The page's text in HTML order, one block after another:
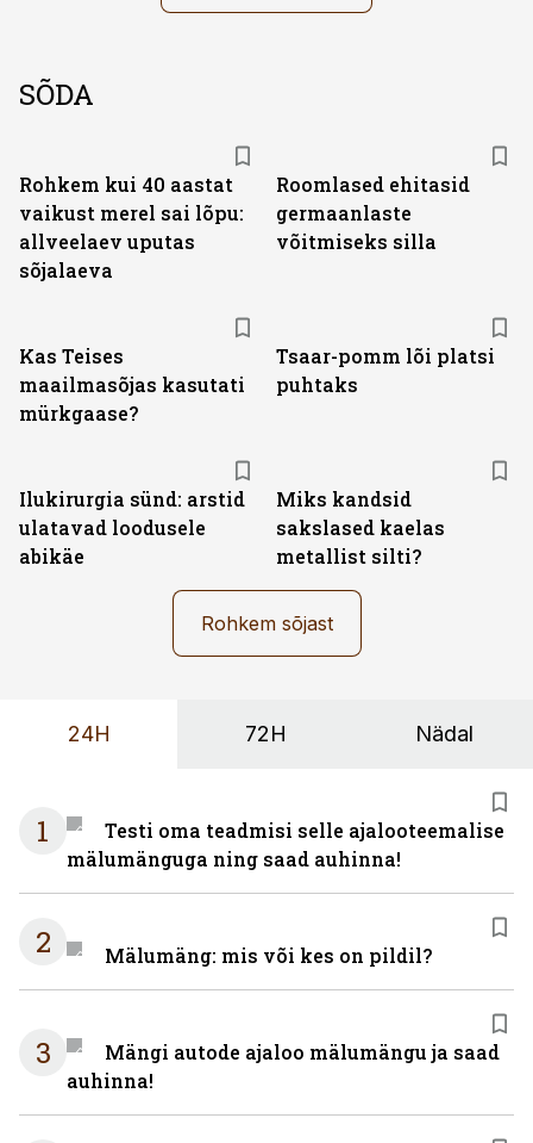
SÕDA
Rohkem kui 40 aastat
vaikust merel sai lõpu:
allveelaev uputas
sõjalaeva
Roomlased ehitasid
germaanlaste
võitmiseks silla
Kas Teises
maailmasõjas kasutati
mürkgaase?
Tsaar-pomm lõi platsi
puhtaks
Ilukirurgia sünd: arstid
ulatavad loodusele
abikäe
Miks kandsid
sakslased kaelas
metallist silti?
Rohkem sõjast
24H 72H Nädal
1
Testi oma teadmisi selle ajalooteemalise
mälumänguga ning saad auhinna!
2 Mälumäng: mis või kes on pildil?
3
Mängi autode ajaloo mälumängu ja saad
auhinna!